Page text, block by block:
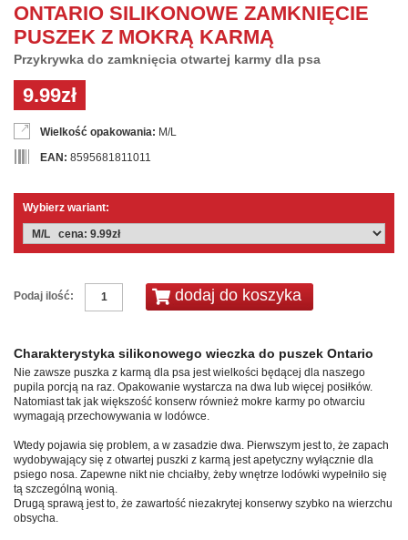
ONTARIO SILIKONOWE ZAMKNIĘCIE
PUSZEK Z MOKRĄ KARMĄ
Przykrywka do zamknięcia otwartej karmy dla psa
9.99zł
Wielkość opakowania: M/L
EAN: 8595681811011
Wybierz wariant:
Podaj ilość:
Charakterystyka silikonowego wieczka do puszek Ontario
Nie zawsze puszka z karmą dla psa jest wielkości będącej dla naszego
pupila porcją na raz. Opakowanie wystarcza na dwa lub więcej posiłków.
Natomiast tak jak większość konserw również mokre karmy po otwarciu
wymagają przechowywania w lodówce.
Wtedy pojawia się problem, a w zasadzie dwa. Pierwszym jest to, że zapach
wydobywający się z otwartej puszki z karmą jest apetyczny wyłącznie dla
psiego nosa. Zapewne nikt nie chciałby, żeby wnętrze lodówki wypełniło się
tą szczególną wonią.
Drugą sprawą jest to, że zawartość niezakrytej konserwy szybko na wierzchu
obsycha.